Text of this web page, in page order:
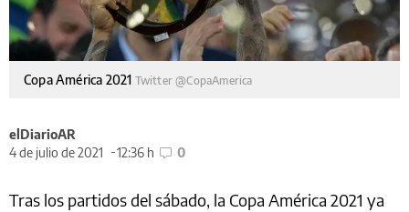
Copa América 2021 Twitter @CopaAmerica
elDiarioAR
4 de julio de 2021
12:36 h 0
Tras los partidos del sábado, la Copa América 2021 ya